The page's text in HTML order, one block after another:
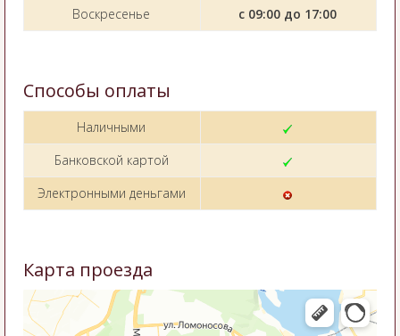
Воскресенье с 09:00 до 17:00
Способы оплаты
Наличными
Банковской картой
Электронными деньгами
Карта проезда